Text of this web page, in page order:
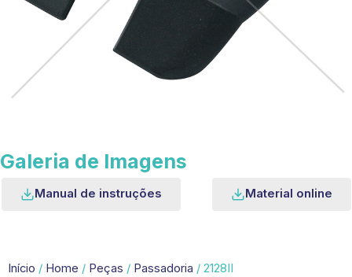
Galeria de Imagens
Manual de instruções Material online
Início / Home / Peças / Passadoria / 2128II